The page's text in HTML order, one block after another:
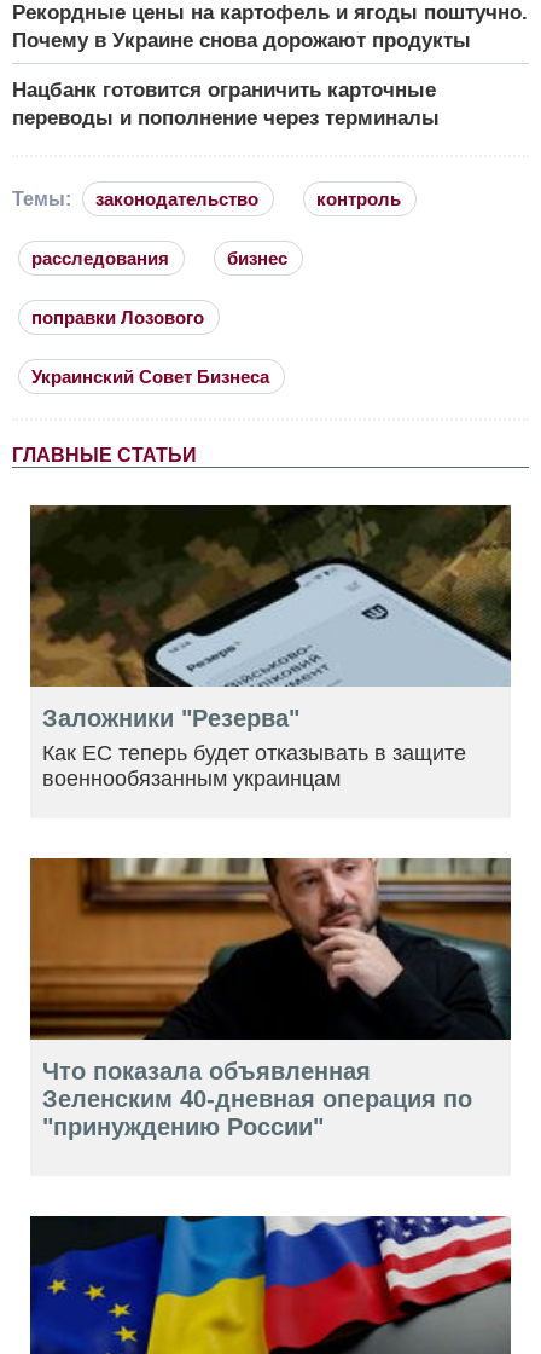
Рекордные цены на картофель и ягоды поштучно.
Почему в Украине снова дорожают продукты
Нацбанк готовится ограничить карточные
переводы и пополнение через терминалы
Темы: законодательство контроль
расследования бизнес
поправки Лозового
Украинский Совет Бизнеса
ГЛАВНЫЕ СТАТЬИ
Заложники "Резерва"
Как ЕС теперь будет отказывать в защите
военнообязанным украинцам
Что показала объявленная
Зеленским 40-дневная операция по
"принуждению России"